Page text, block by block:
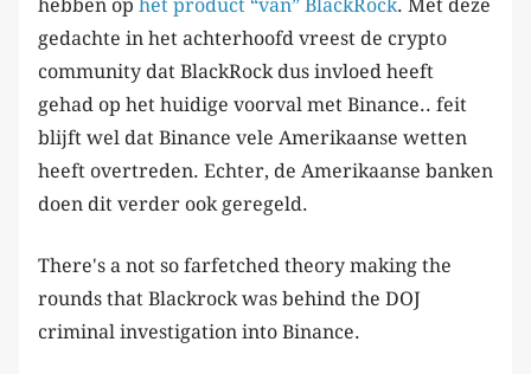
hebben op het product “van” BlackRock. Met deze
gedachte in het achterhoofd vreest de crypto
community dat BlackRock dus invloed heeft
gehad op het huidige voorval met Binance.. feit
blijft wel dat Binance vele Amerikaanse wetten
heeft overtreden. Echter, de Amerikaanse banken
doen dit verder ook geregeld.
There's a not so farfetched theory making the
rounds that Blackrock was behind the DOJ
criminal investigation into Binance.